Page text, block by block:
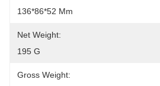
136*86*52 Mm
Net Weight:
195 G
Gross Weight: